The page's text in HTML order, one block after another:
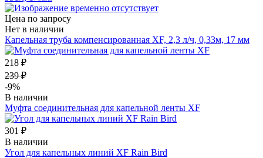
Цена по запросу
Нет в наличии
Капельная труба компенсированная XF, 2,3 л/ч, 0,33м, 17 мм
218 ₽
239 ₽
-9%
В наличии
Муфта соединительная для капельной ленты XF
301 ₽
В наличии
Угол для капельных линий XF Rain Bird